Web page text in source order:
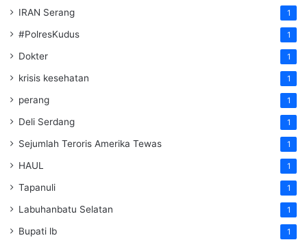
IRAN Serang 1
#PolresKudus 1
Dokter 1
krisis kesehatan 1
perang 1
Deli Serdang 1
Sejumlah Teroris Amerika Tewas 1
HAUL 1
Tapanuli 1
Labuhanbatu Selatan 1
Bupati lb 1